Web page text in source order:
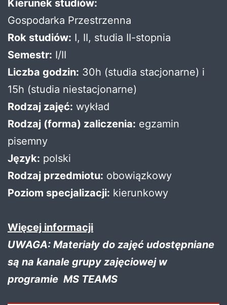
Kierunek studiów:
Gospodarka Przestrzenna
Rok studiów: I, II, studia II-stopnia
Semestr: I/II
Liczba godzin: 30h (studia stacjonarne) i
15h (studia niestacjonarne)
Rodzaj zajęć: wykład
Rodzaj (forma) zaliczenia: egzamin
pisemny
Język: polski
Rodzaj przedmiotu: obowiązkowy
Poziom specjalizacji: kierunkowy
Więcej informacji
UWAGA: Materiały do zajęć udostępniane
są na kanale grupy zajęciowej w
programie MS TEAMS